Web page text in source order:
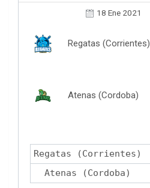
18 Ene 2021
Regatas (Corrientes)
Atenas (Cordoba)
Regatas (Corrientes)
Atenas (Cordoba)